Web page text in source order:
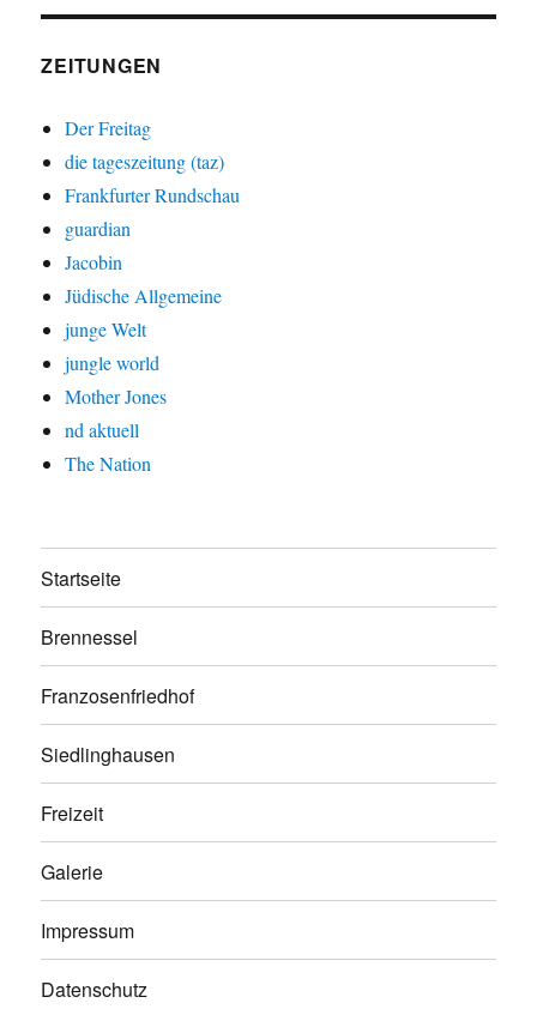
ZEITUNGEN
Der Freitag
die tageszeitung (taz)
Frankfurter Rundschau
guardian
Jacobin
Jüdische Allgemeine
junge Welt
jungle world
Mother Jones
nd aktuell
The Nation
Startseite
Brennessel
Franzosenfriedhof
Siedlinghausen
Freizeit
Galerie
Impressum
Datenschutz